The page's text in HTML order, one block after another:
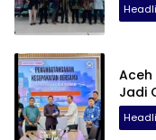
Aceh
Jadi